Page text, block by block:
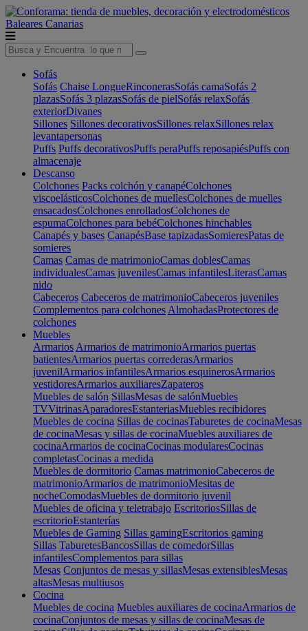
Baleares Canarias
Sofás
Sofás Chaise LongueRinconerasSofás camaSofás 2
plazasSofás 3 plazasSofás de pielSofás relaxSofás
exteriorDivanes
Sillones Sillones decorativosSillones relaxSillones relax
levantapersonas
Puffs Puffs decorativosPuffs peraPuffs reposapiésPuffs con
almacenaje
Descanso
Colchones Packs colchón y canapéColchones
viscoelásticosColchones de muellesColchones de muelles
ensacadosColchones enrolladosColchones de
espumaColchones para bebéColchones hinchables
Canapés y bases CanapésBase tapizadasSomieresPatas de
somieres
Camas Camas de matrimonioCamas doblesCamas
individualesCamas juvenilesCamas infantilesLiterasCamas
nido
Cabeceros Cabeceros de matrimonioCabeceros juveniles
Complementos para colchones AlmohadasProtectores de
colchones
Muebles
Armarios Armarios de matrimonioArmarios puertas
batientesArmarios puertas correderasArmarios
juvenilArmarios infantilesArmarios esquinerosArmarios
vestidoresArmarios auxiliaresZapateros
Muebles de salón SillasMesas de salónMuebles
TVVitrinasAparadoresEstanteriasMuebles recibidores
Muebles de cocina Sillas de cocinasTaburetes de cocinaMesas
de cocinaMesas y sillas de cocinaMuebles auxiliares de
cocinaArmarios de cocinaCocinas modularesCocinas
completasCocinas a medida
Muebles de dormitorio Camas matrimonioCabeceros de
matrimonioArmarios de matrimonioMesitas de
nocheComodasMuebles de dormitorio juvenil
Muebles de oficina y teletrabajo EscritoriosSillas de
escritorioEstanterías
Muebles de Gaming Sillas gamingEscritorios gaming
Sillas TaburetesBancosSillas de comedorSillas
infantilesComplementos para sillas
Mesas Conjuntos de mesas y sillasMesas extensiblesMesas
altasMesas multiusos
Cocina
Muebles de cocina Muebles auxiliares de cocinaArmarios de
cocinaConjuntos de mesas y sillas de cocinaMesas de